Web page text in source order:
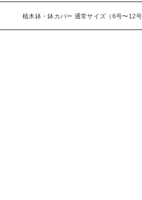
植木鉢・鉢カバー 通常サイズ（6号〜12